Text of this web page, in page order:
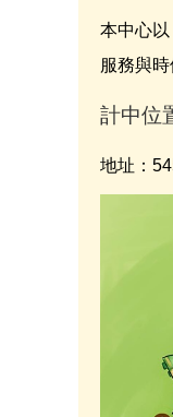
本中心
服務與
計中位
地址：